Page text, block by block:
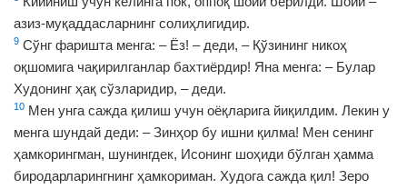
азиз-муқаддасларнинг солиҳлигидир.
9 Сўнг фаришта менга: – Ёз! – деди, – Қўзининг никоҳ
оқшомига чақирилганлар бахтиёрдир! Яна менга: – Булар
Худонинг ҳақ сўзларидир, – деди.
10 Мен унга сажда қилиш учун оёқларига йиқилдим. Лекин у
менга шундай деди: – Зинҳор бу ишни қилма! Мен сенинг
ҳамкорингман, шунингдек, Исонинг шоҳиди бўлган ҳамма
биродарларингнинг ҳамкориман. Худога сажда қил! Зеро